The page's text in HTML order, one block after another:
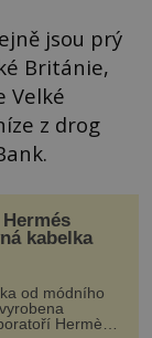
jsou prý
Británie,
Velké
z drog
kabelka
od módního
Hermès